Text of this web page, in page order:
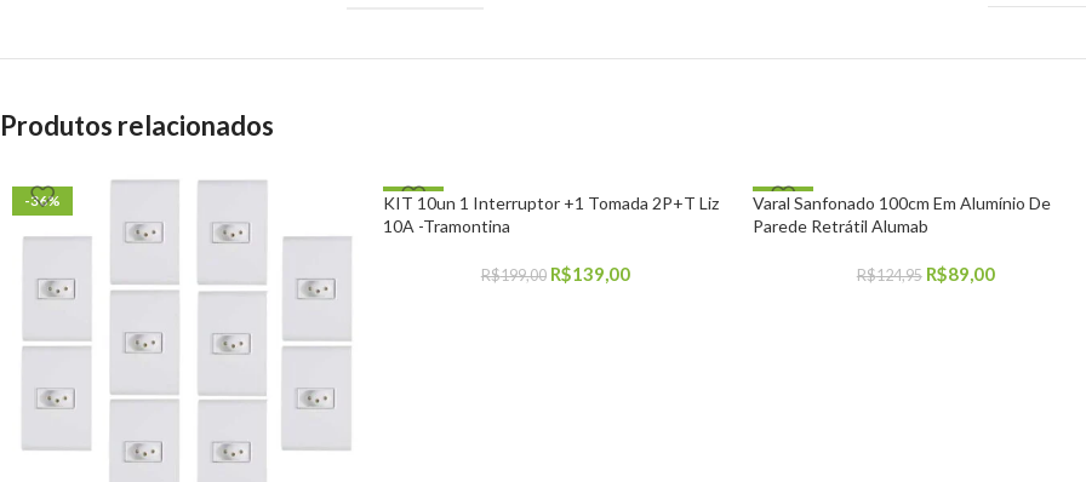
Produtos relacionados
-36% -30%
KIT 10un 1 Interruptor +1 Tomada 2P+T Liz
10A -Tramontina
R$199,00 R$139,00
-29%
Varal Sanfonado 100cm Em Alumínio De
Parede Retrátil Alumab
R$124,95 R$89,00